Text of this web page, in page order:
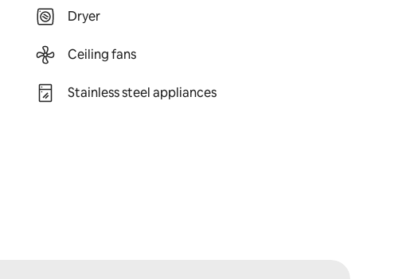
Dryer
Ceiling fans
Stainless steel appliances